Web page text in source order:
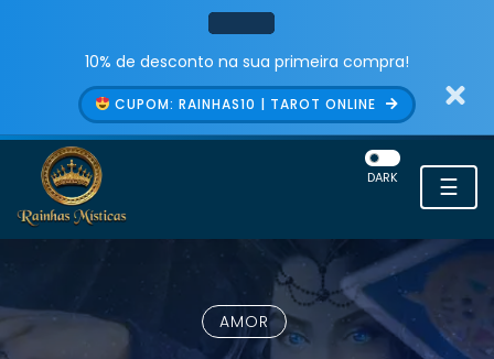
10% de desconto na sua primeira compra!
CUPOM: RAINHAS10 | TAROT ONLINE
☰
DARK
AMOR